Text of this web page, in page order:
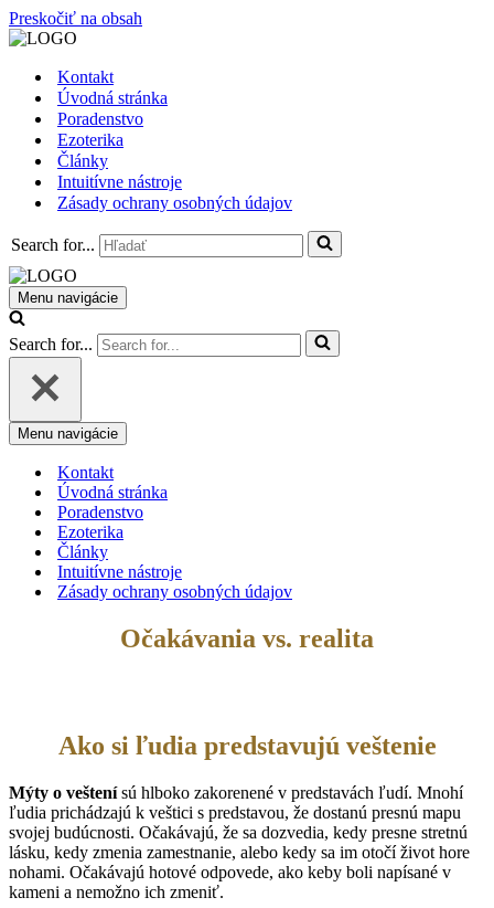
Preskočiť na obsah
Kontakt
Úvodná stránka
Poradenstvo
Ezoterika
Články
Intuitívne nástroje
Zásady ochrany osobných údajov
Search for...
Menu navigácie
Search for...
Menu navigácie
Kontakt
Úvodná stránka
Poradenstvo
Ezoterika
Články
Intuitívne nástroje
Zásady ochrany osobných údajov
Očakávania vs. realita
Ako si ľudia predstavujú veštenie
Mýty o veštenísú hlboko zakorenené v predstavách ľudí. Mnohí
ľudia prichádzajú k veštici s predstavou, že dostanú presnú mapu
svojej budúcnosti. Očakávajú, že sa dozvedia, kedy presne stretnú
lásku, kedy zmenia zamestnanie, alebo kedy sa im otočí život hore
nohami. Očakávajú hotové odpovede, ako keby boli napísané v
kameni a nemožno ich zmeniť.